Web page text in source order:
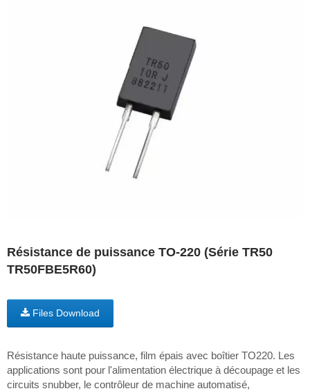
Résistance de puissance TO-220 (Série TR50
TR50FBE5R60)
Files Download
Résistance haute puissance, film épais avec boîtier TO220. Les
applications sont pour l'alimentation électrique à découpage et les
circuits snubber, le contrôleur de machine automatisé,